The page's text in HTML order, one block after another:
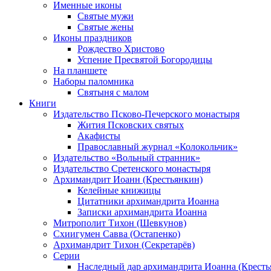
Именные иконы
Святые мужи
Святые жены
Иконы праздников
Рождество Христово
Успение Пресвятой Богородицы
На планшете
Наборы паломника
Святыня с малом
Книги
Издательство Псково-Печерского монастыря
Жития Псковских святых
Акафисты
Православный журнал «Колокольчик»
Издательство «Вольный странник»
Издательство Сретенского монастыря
Архимандрит Иоанн (Крестьянкин)
Келейные книжицы
Цитатники архимандрита Иоанна
Записки архимандрита Иоанна
Митрополит Тихон (Шевкунов)
Схиигумен Савва (Остапенко)
Архимандрит Тихон (Секретарёв)
Серии
Наследный дар архимандрита Иоанна